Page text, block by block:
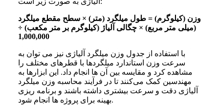
وزن (کیلوگرم) = طول میلگرد (متر) × سطح مقطع میلگرد
(میلی‌ متر مربع) × چگالی آلیاژ (کیلوگرم بر متر مکعب) ÷
1,000,000
با استفاده از جدول وزن میلگرد آلیاژی نیز می‌ توان به
سرعت وزن استاندارد میلگردها با قطرهای مختلف را
مشاهده کرد و مقایسه بین آن‌ ها انجام داد. این ابزارها به
مهندسین کمک می‌کنند تا در فرآیند محاسبه وزن میلگرد
آلیاژی دقت و سرعت بیشتری داشته باشند و برنامه‌ ریزی
بهینه برای پروژه‌ ها انجام شود.